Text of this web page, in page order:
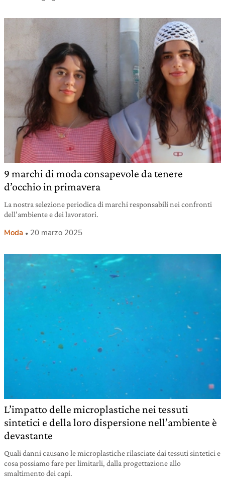
9 marchi di moda consapevole da tenere
d’occhio in primavera
La nostra selezione periodica di marchi responsabili nei confronti
dell’ambiente e dei lavoratori.
Moda 20 marzo 2025
L’impatto delle microplastiche nei tessuti
sintetici e della loro dispersione nell’ambiente è
devastante
Quali danni causano le microplastiche rilasciate dai tessuti sintetici e
cosa possiamo fare per limitarli, dalla progettazione allo
smaltimento dei capi.